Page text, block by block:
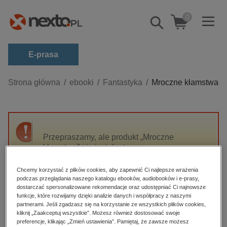
Pokaż/schowaj
wyszukiwarkę
0
E-prasa
Kategorie
biznesowe, branżowe, gospodarka
dzienniki
edukacja
hobby, sport, rozrywka
komputery, internet, technologie, informatyka
Strona główna ebooki Fantastyka Mroczne kłamstwa
Przepraszamy, ale produkt „Mroczne
kłamstwa” nie jest dostępny.
High-contrast mode
Polecane
Chcemy korzystać z plików cookies, aby zapewnić Ci najlepsze wrażenia
podczas przeglądania naszego katalogu ebooków, audiobooków i e-prasy,
dostarczać spersonalizowane rekomendacje oraz udostępniać Ci najnowsze
funkcje, które rozwijamy dzięki analizie danych i współpracy z naszymi
partnerami. Jeśli zgadzasz się na korzystanie ze wszystkich plików cookies,
kliknij „Zaakceptuj wszystkie”. Możesz również dostosować swoje
preferencje, klikając „Zmień ustawienia”. Pamiętaj, że zawsze możesz